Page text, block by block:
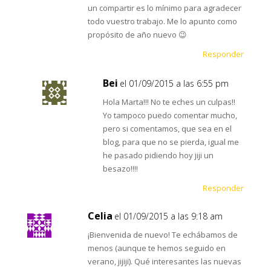
un compartir es lo mínimo para agradecer
todo vuestro trabajo. Me lo apunto como
propósito de año nuevo 😉
Responder
Bei el 01/09/2015 a las 6:55 pm
Hola Marta!!! No te eches un culpas!!
Yo tampoco puedo comentar mucho,
pero si comentamos, que sea en el
blog, para que no se pierda, igual me
he pasado pidiendo hoy jiji un
besazo!!!!
Responder
Celia el 01/09/2015 a las 9:18 am
¡Bienvenida de nuevo! Te echábamos de
menos (aunque te hemos seguido en
verano, jijiji). Qué interesantes las nuevas